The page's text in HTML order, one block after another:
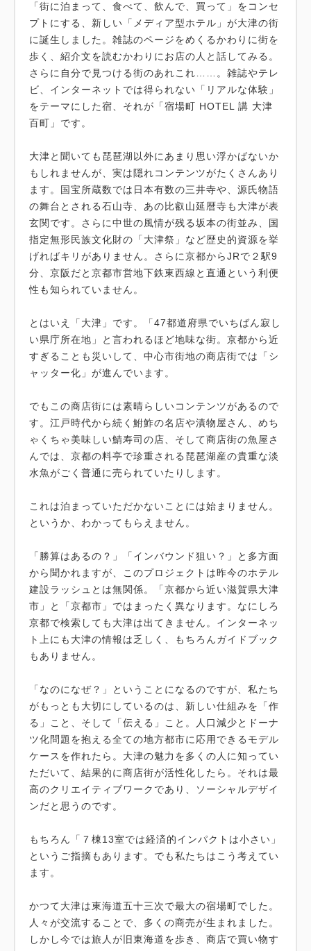
「街に泊まって、食べて、飲んで、買って」をコンセ
プトにする、新しい「メディア型ホテル」が大津の街
に誕生しました。雑誌のページをめくるかわりに街を
歩く、紹介文を読むかわりにお店の人と話してみる。
さらに自分で見つける街のあれこれ……。雑誌やテレ
ビ、インターネットでは得られない「リアルな体験」
をテーマにした宿、それが「宿場町 HOTEL 講 大津
百町」です。
大津と聞いても琵琶湖以外にあまり思い浮かばないか
もしれませんが、実は隠れコンテンツがたくさんあり
ます。国宝所蔵数では日本有数の三井寺や、源氏物語
の舞台とされる石山寺、あの比叡山延暦寺も大津が表
玄関です。さらに中世の風情が残る坂本の街並み、国
指定無形民族文化財の「大津祭」など歴史的資源を挙
げればキリがありません。さらに京都からJRで２駅9
分、京阪だと京都市営地下鉄東西線と直通という利便
性も知られていません。
とはいえ「大津」です。「47都道府県でいちばん寂し
い県庁所在地」と言われるほど地味な街。京都から近
すぎることも災いして、中心市街地の商店街では「シ
ャッター化」が進んでいます。
でもこの商店街には素晴らしいコンテンツがあるので
す。江戸時代から続く鮒鮓の名店や漬物屋さん、めち
ゃくちゃ美味しい鯖寿司の店、そして商店街の魚屋さ
んでは、京都の料亭で珍重される琵琶湖産の貴重な淡
水魚がごく普通に売られていたりします。
これは泊まっていただかないことには始まりません。
というか、わかってもらえません。
「勝算はあるの？」「インバウンド狙い？」と多方面
から聞かれますが、このプロジェクトは昨今のホテル
建設ラッシュとは無関係。「京都から近い滋賀県大津
市」と「京都市」ではまったく異なります。なにしろ
京都で検索しても大津は出てきません。インターネッ
ト上にも大津の情報は乏しく、もちろんガイドブック
もありません。
「なのになぜ？」ということになるのですが、私たち
がもっとも大切にしているのは、新しい仕組みを「作
る」こと、そして「伝える」こと。人口減少とドーナ
ツ化問題を抱える全ての地方都市に応用できるモデル
ケースを作れたら。大津の魅力を多くの人に知ってい
ただいて、結果的に商店街が活性化したら。それは最
高のクリエイティブワークであり、ソーシャルデザイ
ンだと思うのです。
もちろん「７棟13室では経済的インパクトは小さい」
というご指摘もあります。でも私たちはこう考えてい
ます。
かつて大津は東海道五十三次で最大の宿場町でした。
人々が交流することで、多くの商売が生まれました。
しかし今では旅人が旧東海道を歩き、商店で買い物す